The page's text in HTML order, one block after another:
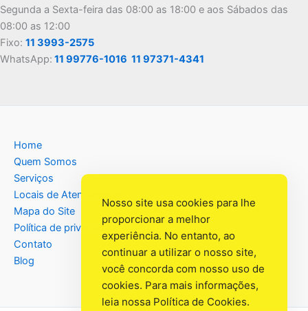
Segunda a Sexta-feira das 08:00 as 18:00 e aos Sábados das
08:00 as 12:00
Fixo: 11 3993-2575
WhatsApp: 11 99776-1016 11 97371-4341
Home
Quem Somos
Serviços
Locais de Atendimento
Mapa do Site
Política de privacidade
Contato
Blog
Nosso site usa cookies para lhe
proporcionar a melhor
experiência. No entanto, ao
continuar a utilizar o nosso site,
você concorda com nosso uso de
cookies. Para mais informações,
leia nossa Política de Cookies.